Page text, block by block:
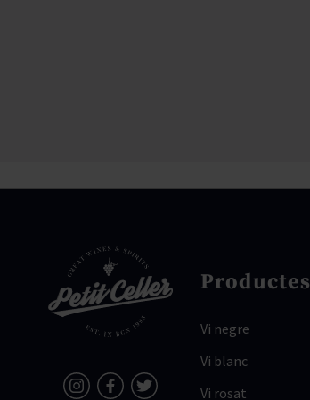
Productes
Vi negre
Vi blanc
Vi rosat